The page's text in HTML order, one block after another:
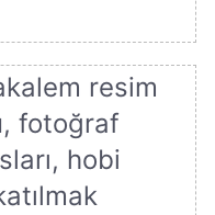
resim
fotoğraf
hobi